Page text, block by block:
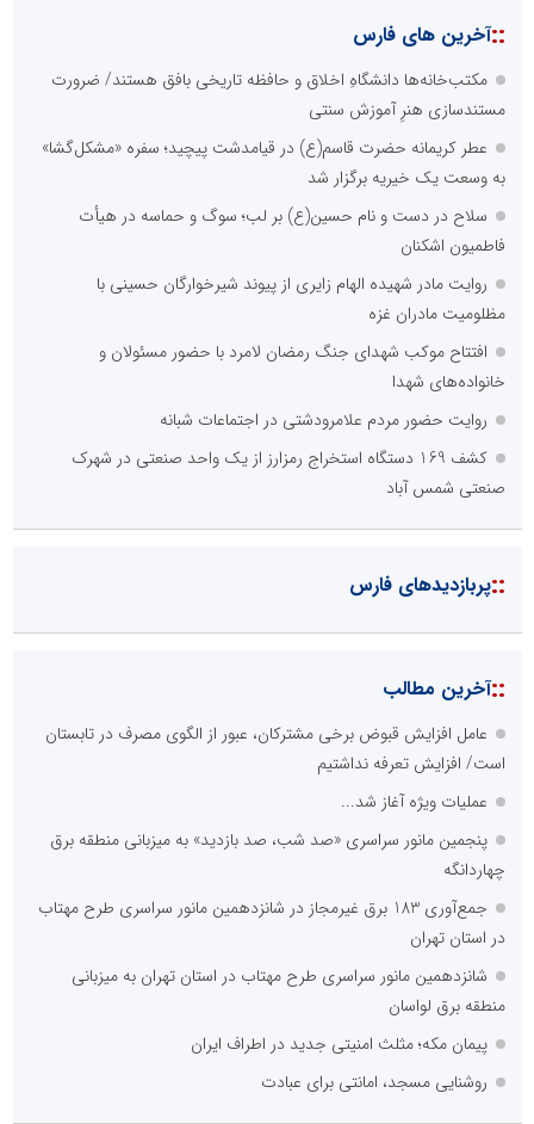
::آخرین های فارس
مکتب‌خانه‌ها دانشگاهِ اخلاق و حافظه تاریخی بافق هستند/ ضرورت
مستندسازی هنرِ آموزش سنتی
عطر کریمانه حضرت قاسم(ع) در قیامدشت پیچید؛ سفره «مشکل‌گشا»
به وسعت یک خیریه برگزار شد
سلاح در دست و نام حسین(ع) بر لب؛ سوگ و حماسه در هیأت
فاطمیون اشکنان
روایت مادر شهیده الهام زایری از پیوند شیرخوارگان حسینی با
مظلومیت مادران غزه
افتتاح موکب شهدای جنگ رمضان لامرد با حضور مسئولان و
خانواده‌های شهدا
روایت حضور مردم علامرودشتی در اجتماعات شبانه
کشف 169 دستگاه استخراج رمزارز از یک واحد صنعتی در شهرک
صنعتی شمس آباد
::پربازدیدهای فارس
::آخرین مطالب
عامل افزایش قبوض برخی مشترکان، عبور از الگوی مصرف در تابستان
است/ افزایش تعرفه نداشتیم
عملیات ویژه آغاز شد...
پنجمین مانور سراسری «صد شب، صد بازدید» به میزبانی منطقه برق
چهاردانگه
جمع‌آوری 183 برق غیرمجاز در شانزدهمین مانور سراسری طرح مهتاب
در استان تهران
شانزدهمین مانور سراسری طرح مهتاب در استان تهران به میزبانی
منطقه برق لواسان
پیمان مکه؛ مثلث امنیتی جدید در اطراف ایران
روشنایی مسجد، امانتی برای عبادت